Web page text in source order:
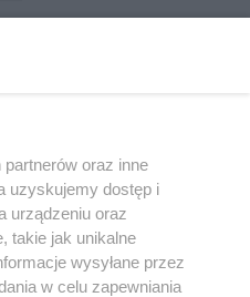
nie może być powielany i
w jakikolwiek sposób (w
na jakimkolwiek polu
z umieszczaniem w Internecie
Jakiekolwiek użycie lub
części z naruszeniem prawa, tzn.
groźbą kary i może być ścigane
oraz inne
uzyskujemy dostęp i
urządzeniu oraz
takie jak unikalne
wysyłane przez
w celu zapewniania